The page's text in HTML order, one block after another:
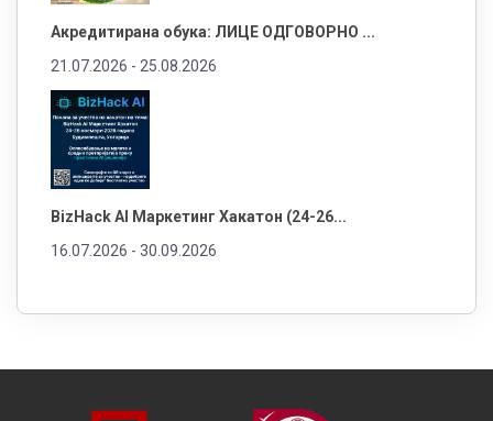
Акредитирана обука: ЛИЦЕ ОДГОВОРНО ...
21.07.2026 - 25.08.2026
BizHack AI Маркетинг Хакатон (24-26...
16.07.2026 - 30.09.2026